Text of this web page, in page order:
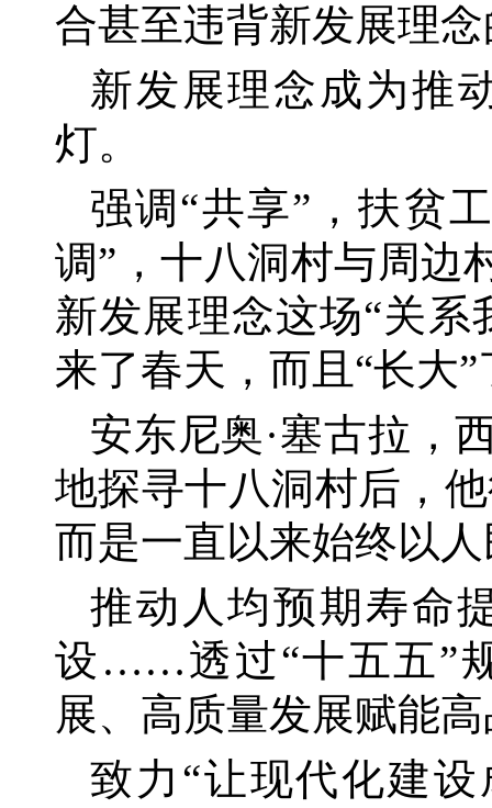
合甚至违背新发展理
新发展理念成为推
灯。
强调 “共享”，扶贫
调”，十八洞村与周
新发展理念这场“关
来了春天，而且“长大”
安东尼奥·塞古拉，
地探寻十八洞村后，
而是一直以来始终以
推动人均预期寿命
设……透过“十五五”
展、高质量发展赋能
致力 “让现代化建